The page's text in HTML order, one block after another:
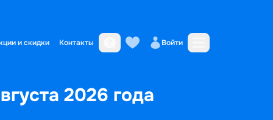
и скидки Контакты Войти
2026 года